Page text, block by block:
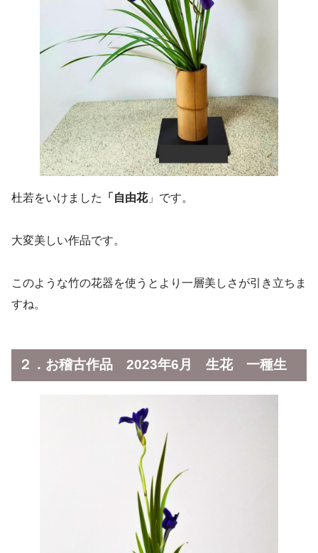
杜若をいけました 「自由花」です。
大変美しい作品です。
このような竹の花器を使うとより一層美しさが引き立ちま
すね。
２．お稽古作品 2023年6月 生花 一種生